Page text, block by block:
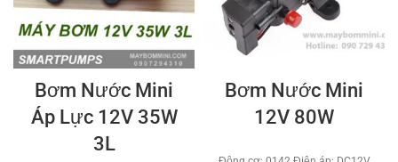
Bơm Nước Mini
Áp Lực 12V 35W
3L
Bơm Nước Mini
12V 80W